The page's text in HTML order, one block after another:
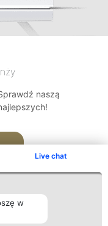
Live chat
w
naszą